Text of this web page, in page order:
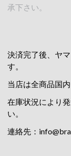
承下さい。
決済完了後、ヤ
す。
当店は全商品国
在庫状況により
い。
連絡先：